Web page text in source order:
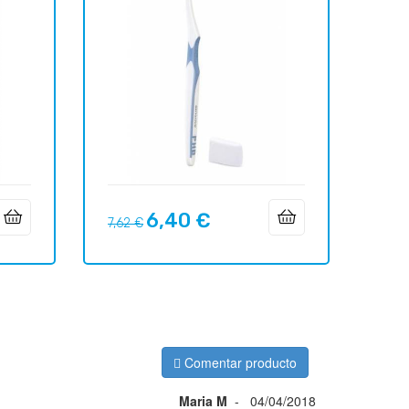
Precio
7,62 € Precio
6,40 €
Comentar producto
Maria M -
04/04/2018